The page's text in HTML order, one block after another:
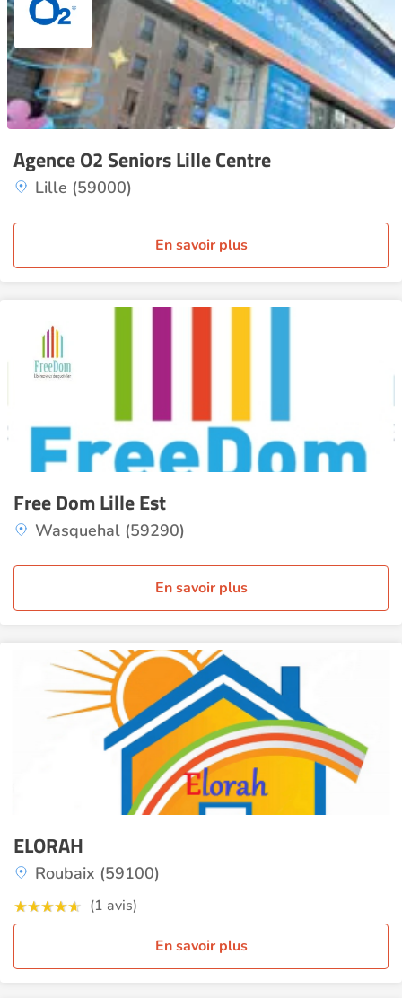
Agence O2 Seniors Lille Centre
Lille (59000)
En savoir plus
Free Dom Lille Est
Wasquehal (59290)
En savoir plus
ELORAH
Roubaix (59100)
(1 avis)
En savoir plus